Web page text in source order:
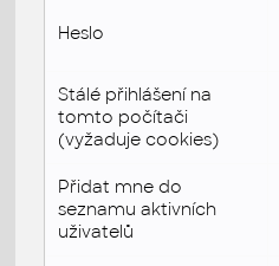
Heslo
Stálé přihlášení na
tomto počítači
(vyžaduje cookies)
Přidat mne do
seznamu aktivních
uživatelů